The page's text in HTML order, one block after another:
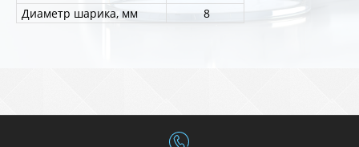
Диаметр шарика, мм
8